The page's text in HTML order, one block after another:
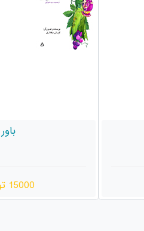
فانوس
15000 تومان